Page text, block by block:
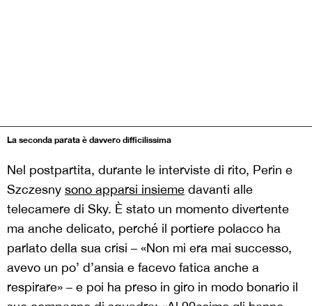
La seconda parata è davvero difficilissima
Nel postpartita, durante le interviste di rito, Perin e
Szczesny sono apparsi insieme davanti alle
telecamere di Sky. È stato un momento divertente
ma anche delicato, perché il portiere polacco ha
parlato della sua crisi – «Non mi era mai successo,
avevo un po’ d’ansia e facevo fatica anche a
respirare» – e poi ha preso in giro in modo bonario il